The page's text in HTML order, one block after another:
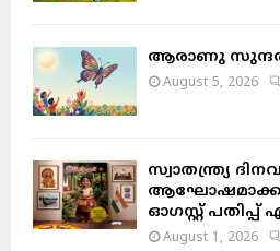
ആരാണു
August 5, 2026
സ്വാതന്ത്ര്യ
ആഘോഷമാക്കാൻ
ഓഗസ്റ്റ് പതിപ്പ്
August 1, 2026